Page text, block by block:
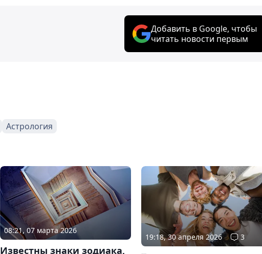
Добавить в Google, чтобы
читать новости первым
Астрология
08:21, 07 марта 2026
Известны знаки зодиака,
19:18, 30 апреля 2026 3